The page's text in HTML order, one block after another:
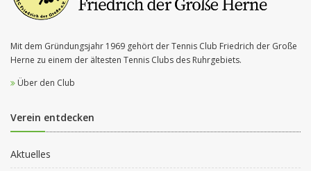
Mit dem Gründungsjahr 1969 gehört der Tennis Club Friedrich der Große
Herne zu einem der ältesten Tennis Clubs des Ruhrgebiets.
Über den Club
Verein entdecken
Aktuelles